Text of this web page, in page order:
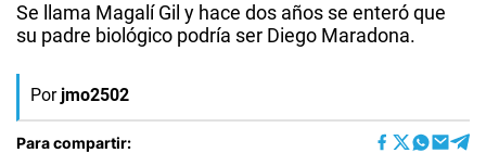
Se llama Magalí Gil y hace dos años se enteró que
su padre biológico podría ser Diego Maradona.
Por jmo2502
Para compartir: